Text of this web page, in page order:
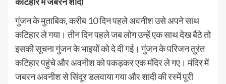
गुंजन के मुताबिक, करीब 10 दिन पहले अवनीश उसे अपने साथ
कटिहार ले गया। तीन दिन पहले जब लोग उन्हें एक साथ देख बैठे तो
इसकी सूचना गुंजन के भाइयों को दे दी गई। गुंजन के परिजन तुरंत
कटिहार पहुंचे और अवनीश को पकड़कर एक मंदिर ले गए। मंदिर में
जबरन अवनीश से सिंदूर डलवाया गया और शादी की रस्में पूरी